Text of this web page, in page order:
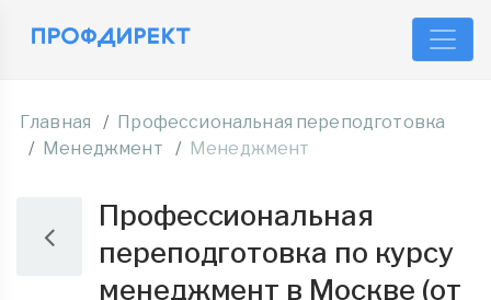
Главная
Профессиональная переподготовка
Менеджмент
Менеджмент
Профессиональная
переподготовка по курсу
менеджмент в Москве (от